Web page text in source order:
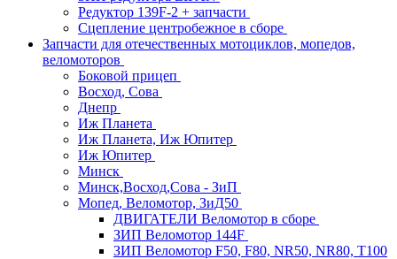
Редуктор 139F-2 + запчасти
Сцепление центробежное в сборе
Запчасти для отечественных мотоциклов, мопедов,
веломоторов
Боковой прицеп
Восход, Сова
Днепр
Иж Планета
Иж Планета, Иж Юпитер
Иж Юпитер
Минск
Минск,Восход,Сова - ЗиП
Мопед, Веломотор, ЗиД50
ДВИГАТЕЛИ Веломотор в сборе
ЗИП Веломотор 144F
ЗИП Веломотор F50, F80, NR50, NR80, T100